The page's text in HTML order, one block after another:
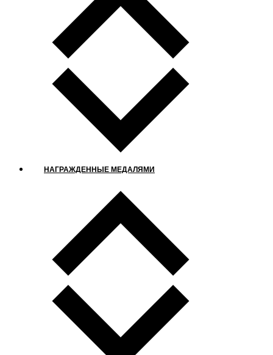
НАГРАЖДЕННЫЕ МЕДАЛЯМИ